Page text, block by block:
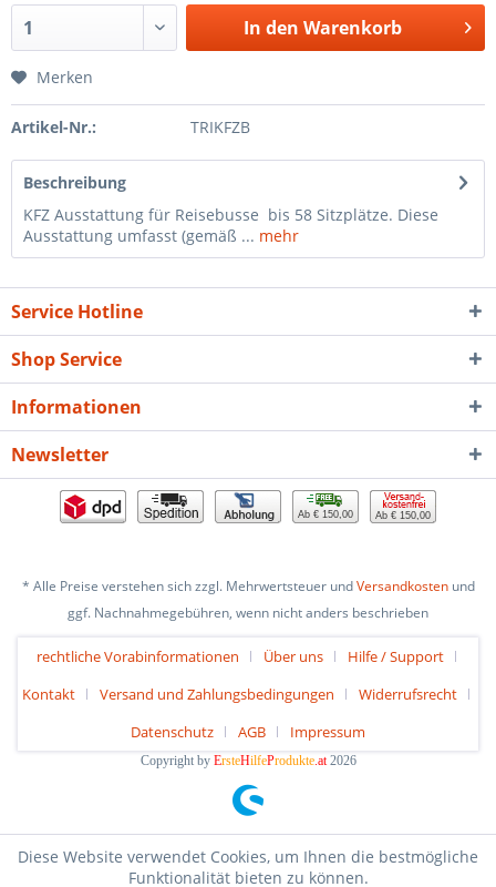
In den Warenkorb
Merken
Artikel-Nr.: TRIKFZB
Beschreibung
KFZ Ausstattung für Reisebusse bis 58 Sitzplätze. Diese
Ausstattung umfasst (gemäß ... mehr
Service Hotline
Shop Service
Informationen
Newsletter
Ab € 150,00 Ab € 150,00
* Alle Preise verstehen sich zzgl. Mehrwertsteuer undVersandkostenund
ggf. Nachnahmegebühren, wenn nicht anders beschrieben
rechtliche Vorabinformationen Über uns
Hilfe / Support
Kontakt
Versand und Zahlungsbedingungen
Widerrufsrecht
Datenschutz
AGB Impressum
Copyright by ErsteHilfeProdukte.at2026
Diese Website verwendet Cookies, um Ihnen die bestmögliche
Funktionalität bieten zu können.